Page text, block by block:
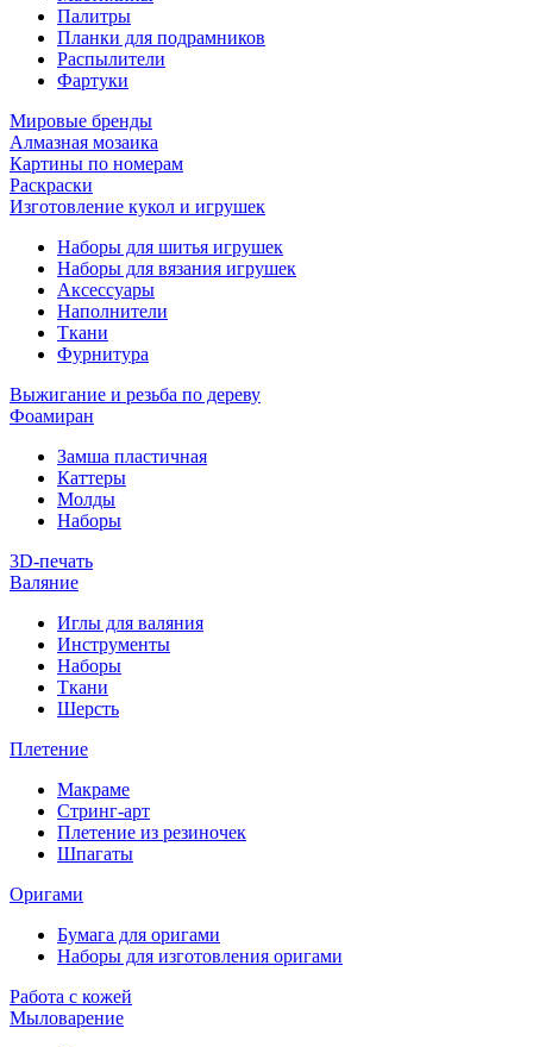
Палитры
Планки для подрамников
Распылители
Фартуки
Мировые бренды
Алмазная мозаика
Картины по номерам
Раскраски
Изготовление кукол и игрушек
Наборы для шитья игрушек
Наборы для вязания игрушек
Аксессуары
Наполнители
Ткани
Фурнитура
Выжигание и резьба по дереву
Фоамиран
Замша пластичная
Каттеры
Молды
Наборы
3D-печать
Валяние
Иглы для валяния
Инструменты
Наборы
Ткани
Шерсть
Плетение
Макраме
Стринг-арт
Плетение из резиночек
Шпагаты
Оригами
Бумага для оригами
Наборы для изготовления оригами
Работа с кожей
Мыловарение